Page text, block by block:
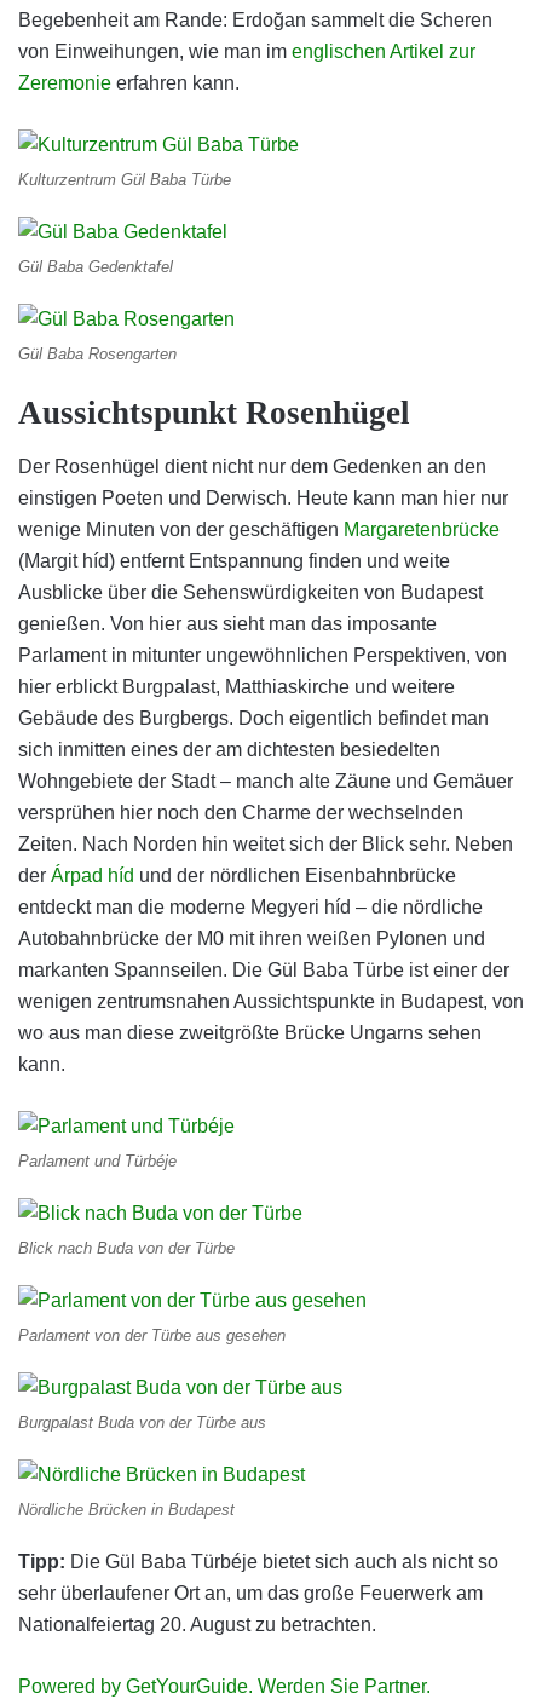
Begebenheit am Rande: Erdoğan sammelt die Scheren
von Einweihungen, wie man im englischen Artikel zur
Zeremonie erfahren kann.
Kulturzentrum Gül Baba Türbe
Gül Baba Gedenktafel
Gül Baba Rosengarten
Aussichtspunkt Rosenhügel
Der Rosenhügel dient nicht nur dem Gedenken an den
einstigen Poeten und Derwisch. Heute kann man hier nur
wenige Minuten von der geschäftigen Margaretenbrücke
(Margit híd) entfernt Entspannung finden und weite
Ausblicke über die Sehenswürdigkeiten von Budapest
genießen. Von hier aus sieht man das imposante
Parlament in mitunter ungewöhnlichen Perspektiven, von
hier erblickt Burgpalast, Matthiaskirche und weitere
Gebäude des Burgbergs. Doch eigentlich befindet man
sich inmitten eines der am dichtesten besiedelten
Wohngebiete der Stadt – manch alte Zäune und Gemäuer
versprühen hier noch den Charme der wechselnden
Zeiten. Nach Norden hin weitet sich der Blick sehr. Neben
der Árpad híd und der nördlichen Eisenbahnbrücke
entdeckt man die moderne Megyeri híd – die nördliche
Autobahnbrücke der M0 mit ihren weißen Pylonen und
markanten Spannseilen. Die Gül Baba Türbe ist einer der
wenigen zentrumsnahen Aussichtspunkte in Budapest, von
wo aus man diese zweitgrößte Brücke Ungarns sehen
kann.
Parlament und Türbéje
Blick nach Buda von der Türbe
Parlament von der Türbe aus gesehen
Burgpalast Buda von der Türbe aus
Nördliche Brücken in Budapest
Tipp: Die Gül Baba Türbéje bietet sich auch als nicht so
sehr überlaufener Ort an, um das große Feuerwerk am
Nationalfeiertag 20. August zu betrachten.
Powered by GetYourGuide. Werden Sie Partner.